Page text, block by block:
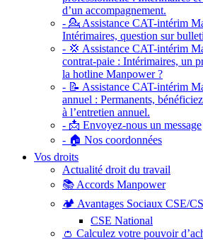
d’un accompagnement.
- 💁 Assistance CAT-intérim
Intérimaires, question sur
- 💢 Assistance CAT-intérim
contrat-paie : Intérimaires, un
la hotline Manpower ?
- 📝 Assistance CAT-intérim
annuel : Permanents,
à l’entretien annuel.
- 📩 Envoyez-nous un message
- 🏠 Nos coordonnées
Vos droits
Actualité droit du travail
📚 Accords Manpower
🏕️ Avantages Sociaux CSE/
CSE National
👛 Calculez votre pouvoir